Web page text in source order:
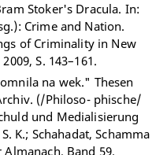
Stoker's Dracula. In:
Crime and Nation.
of Criminality in New
S. 143–161.
na wek." Thesen
(/Philoso- phische/
und Medialisierung
K.; Schahadat, Schamma
Band 59.